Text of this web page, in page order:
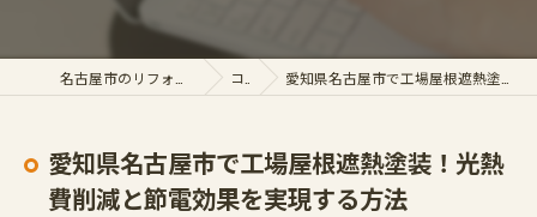
コラム 愛知県名古屋市で工場屋根遮熱塗装！光熱費削減と節電効果を実現する方法
愛知県名古屋市で工場屋根遮熱塗装！光熱
費削減と節電効果を実現する方法